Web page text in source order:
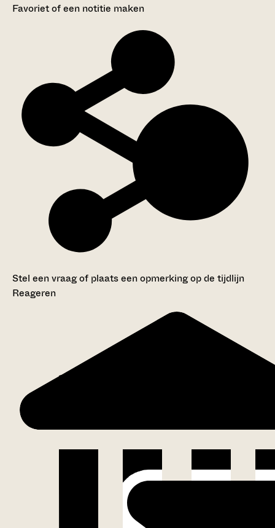
Favoriet of een notitie maken
Stel een vraag of plaats een opmerking op de tijdlijn
Reageren